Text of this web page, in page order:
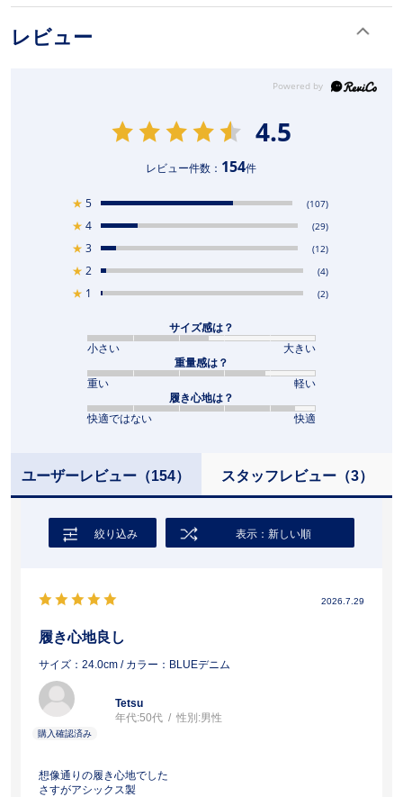
レビュー
4.5
レビュー件数： 154件
★ 5 (107)
★ 4 (29)
★ 3 (12)
★ 2 (4)
★ 1 (2)
サイズ感は？
小さい
大きい
重量感は？
重い
軽い
履き心地は？
快適ではない
快適
ユーザーレビュー （154） スタッフレビュー（3）
絞り込み 表示：新しい順
2026.7.29
履き心地良し
サイズ：24.0cm / カラー：BLUEデニム
Tetsu
年代:50代 性別:男性
想像通りの履き心地でした
さすがアシックス製